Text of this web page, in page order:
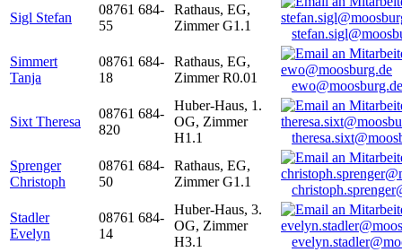
Sigl Stefan
08761 684-
55
Rathaus, EG,
Zimmer G1.1
Simmert
Tanja
08761 684-
18
Rathaus, EG,
Zimmer R0.01
ewo@moosburg.de
Sixt Theresa
08761 684-
820
Huber-Haus, 1.
OG, Zimmer
H1.1
Sprenger
Christoph
08761 684-
50
Rathaus, EG,
Zimmer G1.1
Stadler
Evelyn
08761 684-
14
Huber-Haus, 3.
OG, Zimmer
H3.1